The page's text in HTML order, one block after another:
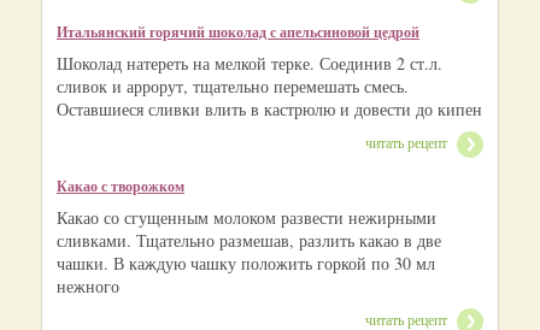
Итальянский горячий шоколад с апельсиновой цедрой
Шоколад натереть на мелкой терке. Соединив 2 ст.л.
сливок и аррорут, тщательно перемешать смесь.
Оставшиеся сливки влить в кастрюлю и довести до кипен
читать рецепт
Какао с творожком
Какао со сгущенным молоком развести нежирными
сливками. Тщательно размешав, разлить какао в две
чашки. В каждую чашку положить горкой по 30 мл
нежного
читать рецепт